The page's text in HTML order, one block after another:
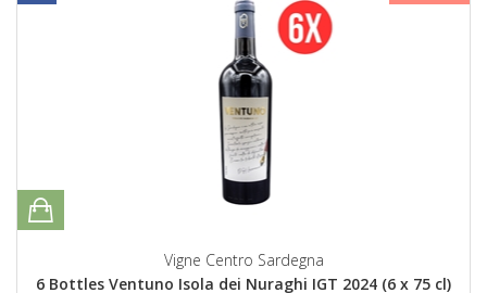
Vigne Centro Sardegna
6 Bottles Ventuno Isola dei Nuraghi IGT 2024 (6 x 75 cl)